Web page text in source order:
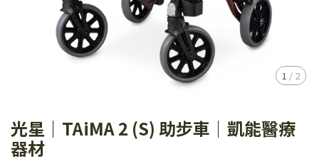
1 / 2
光星｜TAiMA 2 (S) 助步車｜凱能醫療
器材